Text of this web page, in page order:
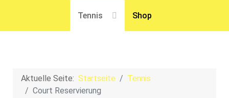
Tennis Shop
Aktuelle Seite: Startseite
Tennis
Court Reservierung